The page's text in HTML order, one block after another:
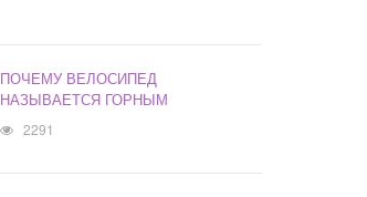
ПОЧЕМУ ВЕЛОСИПЕД
НАЗЫВАЕТСЯ ГОРНЫМ
2291